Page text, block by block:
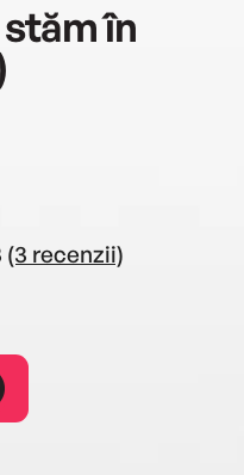
în
(3 recenzii)